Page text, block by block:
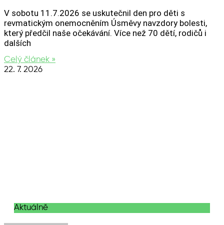
V sobotu 11.7.2026 se uskutečnil den pro děti s
revmatickým onemocněním Úsměvy navzdory bolesti,
který předčil naše očekávání. Více než 70 dětí, rodičů i
dalších
Celý článek »
22. 7. 2026
Aktuálně